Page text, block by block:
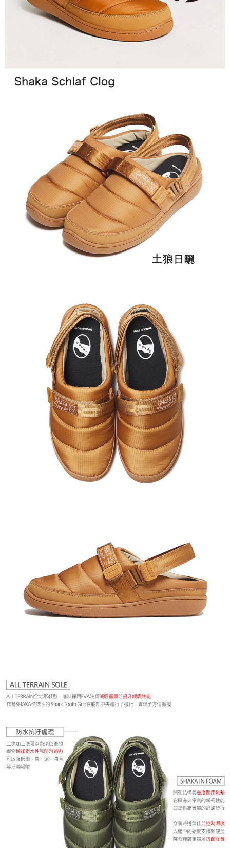
【注意事項】
１．透過由恩沛科技股份有限公司提供之「AFTEE先享後付」服務完成之交
易，需依本服務之必要範圍內提供個人資料，並將交易相關給付款項請求債
權轉讓予恩沛科技股份有限公司。
２．關於個人資料處理事宜，請瀏覽以下網址：
「AFTEE先享後付」，若未經同意申辦者引起之損失，本公司不負相關責
任。
４．使用「AFTEE先享後付」時，將依據個別帳號之用戶狀況，依本公司即
５．嚴禁一人註冊多個帳號或使用他人資訊註冊。若發現惡意使用之情形，
恩沛科技股份有限公司將有權停止該用戶之使用額度並採取法律行動。